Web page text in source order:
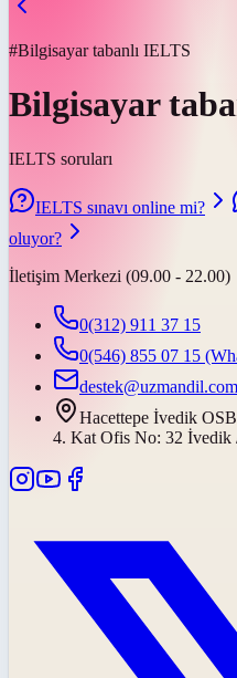
#Bilgisayar tabanlı IELTS
Bilgisayar
IELTS soruları
IELTS sınavı online mi?
oluyor?
İletişim Merkezi (09.00 - 22.00)
0(312) 911 37 15
0(546) 855 07 15
destek@uzmandil.com
Hacettepe İvedik
4. Kat Ofis No: 32